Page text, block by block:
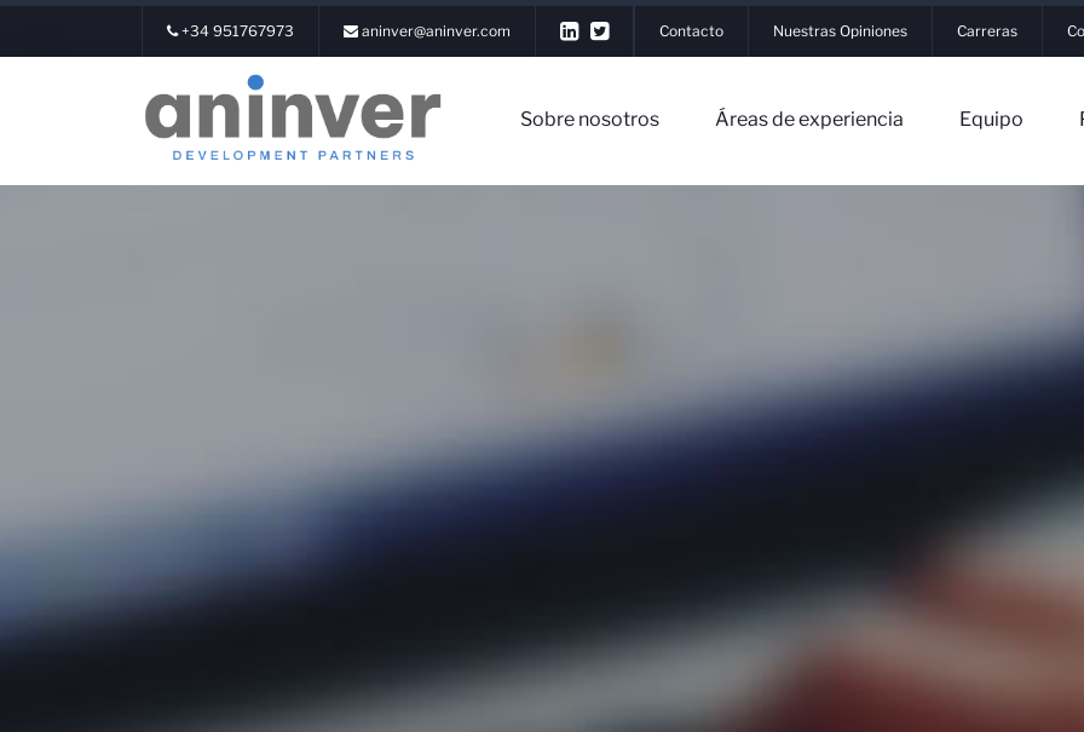
+34 951767973 aninver@aninver.com Contacto Nuestras Opiniones Carreras
Sobre nosotros Áreas de experiencia Equipo
Iniciar Sesión
Sobre